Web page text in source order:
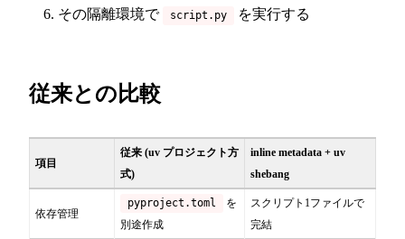
その隔離環境で script.py を実行する
従来との比較
項目
従来 (uv プロジェクト方
式)
inline metadata + uv
shebang
依存管理
pyproject.toml
を
別途作成
スクリプト1ファイルで
完結